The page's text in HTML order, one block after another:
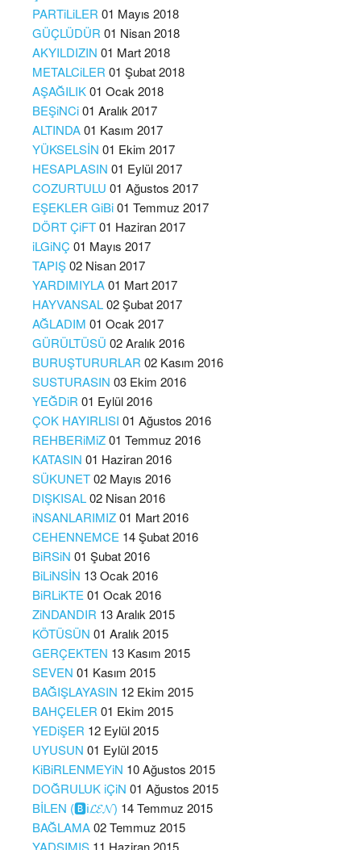
PARTiLiLER 01 Mayıs 2018
GÜÇLÜDÜR 01 Nisan 2018
AKYILDIZIN 01 Mart 2018
METALCiLER 01 Şubat 2018
AŞAĞILIK01 Ocak 2018
BEŞiNCi01 Aralık 2017
ALTINDA01 Kasım 2017
YÜKSELSİN 01 Ekim 2017
HESAPLASIN 01 Eylül 2017
COZURTULU 01 Ağustos 2017
EŞEKLER GiBi01 Temmuz 2017
DÖRT ÇiFT01 Haziran 2017
iLGiNÇ 01 Mayıs 2017
TAPIŞ02 Nisan 2017
YARDIMIYLA01 Mart 2017
HAYVANSAL02 Şubat 2017
AĞLADIM 01 Ocak 2017
GÜRÜLTÜSÜ 02 Aralık 2016
BURUŞTURURLAR 02 Kasım 2016
SUSTURASIN 03 Ekim 2016
YEĞDiR 01 Eylül 2016
ÇOK HAYIRLISI 01 Ağustos 2016
REHBERiMiZ01 Temmuz 2016
KATASIN 01 Haziran 2016
SÜKUNET02 Mayıs 2016
DIŞKISAL02 Nisan 2016
iNSANLARIMIZ01 Mart 2016
CEHENNEMCE 14 Şubat 2016
BiRSiN 01 Şubat 2016
BiLiNSİN 13 Ocak 2016
BiRLiKTE 01 Ocak 2016
ZiNDANDIR 13 Aralık 2015
KÖTÜSÜN 01 Aralık 2015
GERÇEKTEN 13 Kasım 2015
SEVEN 01 Kasım 2015
BAĞIŞLAYASIN 12 Ekim 2015
BAHÇELER 01 Ekim 2015
YEDiŞER 12 Eylül 2015
UYUSUN 01 Eylül 2015
KiBiRLENMEYiN 10 Ağustos 2015
DOĞRULUK iÇiN 01 Ağustos 2015
BİLEN (🅱️ℹ️𝓛𝓔𝓝) 14 Temmuz 2015
BAĞLAMA02 Temmuz 2015
YADSIMIŞ 11 Haziran 2015